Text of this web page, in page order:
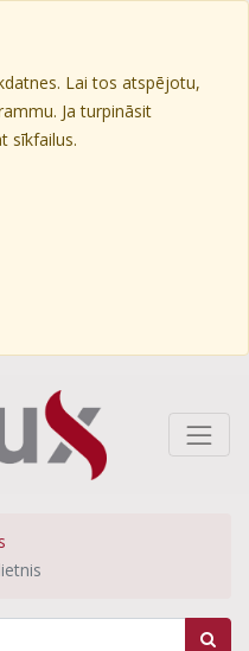
Lai tos atspējotu,
Ja turpināsit
sīkfailus.